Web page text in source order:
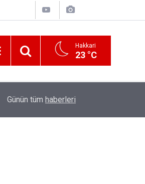
Hakkari
23 °C
Sahibi Engellilere umut olan bağış
Günün tüm haberleri